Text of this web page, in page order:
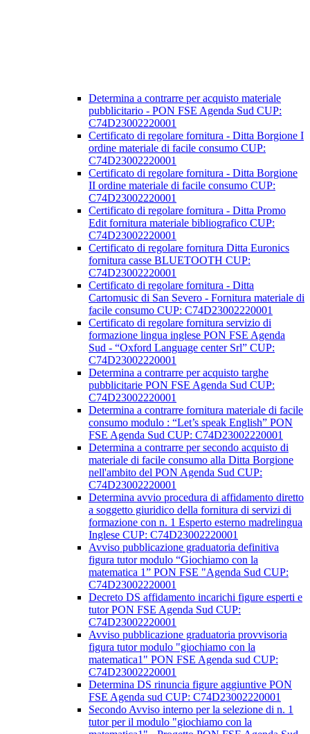
Determina a contrarre per acquisto materiale
pubblicitario - PON FSE Agenda Sud CUP:
C74D23002220001
Certificato di regolare fornitura - Ditta Borgione I
ordine materiale di facile consumo CUP:
C74D23002220001
Certificato di regolare fornitura - Ditta Borgione
II ordine materiale di facile consumo CUP:
C74D23002220001
Certificato di regolare fornitura - Ditta Promo
Edit fornitura materiale bibliografico CUP:
C74D23002220001
Certificato di regolare fornitura Ditta Euronics
fornitura casse BLUETOOTH CUP:
C74D23002220001
Certificato di regolare fornitura - Ditta
Cartomusic di San Severo - Fornitura materiale di
facile consumo CUP: C74D23002220001
Certificato di regolare fornitura servizio di
formazione lingua inglese PON FSE Agenda
Sud - “Oxford Language center Srl” CUP:
C74D23002220001
Determina a contrarre per acquisto targhe
pubblicitarie PON FSE Agenda Sud CUP:
C74D23002220001
Determina a contrarre fornitura materiale di facile
consumo modulo : “Let’s speak English” PON
FSE Agenda Sud CUP: C74D23002220001
Determina a contrarre per secondo acquisto di
materiale di facile consumo alla Ditta Borgione
nell'ambito del PON Agenda Sud CUP:
C74D23002220001
Determina avvio procedura di affidamento diretto
a soggetto giuridico della fornitura di servizi di
formazione con n. 1 Esperto esterno madrelingua
Inglese CUP: C74D23002220001
Avviso pubblicazione graduatoria definitiva
figura tutor modulo “Giochiamo con la
matematica 1” PON FSE "Agenda Sud CUP:
C74D23002220001
Decreto DS affidamento incarichi figure esperti e
tutor PON FSE Agenda Sud CUP:
C74D23002220001
Avviso pubblicazione graduatoria provvisoria
figura tutor modulo "giochiamo con la
matematica1" PON FSE Agenda sud CUP:
C74D23002220001
Determina DS rinuncia figure aggiuntive PON
FSE Agenda sud CUP: C74D23002220001
Secondo Avviso interno per la selezione di n. 1
tutor per il modulo "giochiamo con la